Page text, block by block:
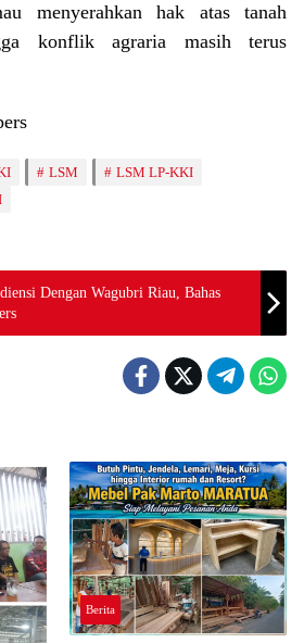
menyerahkan hak atas tanah
konflik agraria masih terus
LSM
LSM LP-KKI
Dengan Wagubri Riau, Bahas
Berita